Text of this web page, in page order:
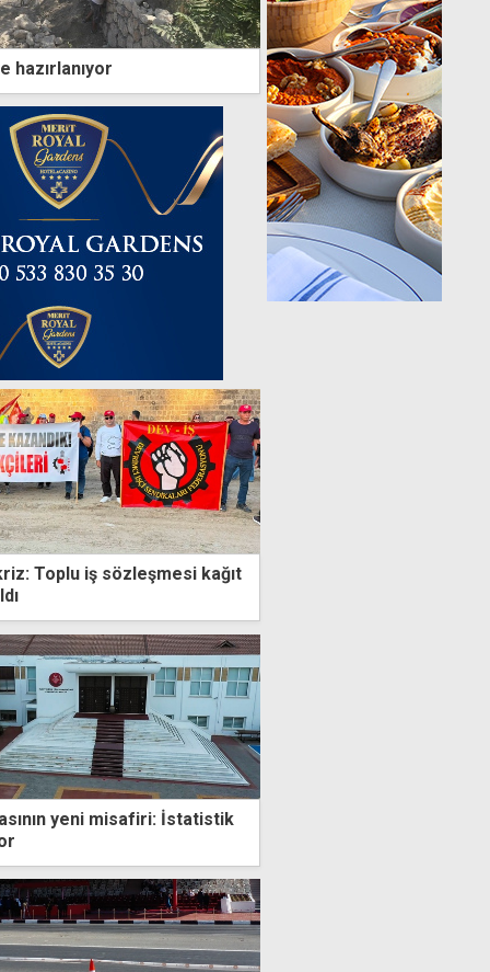
hazırlanıyor
Toplu iş sözleşmesi kağıt
yeni misafiri: İstatistik